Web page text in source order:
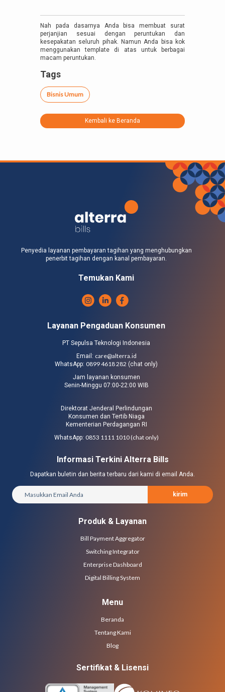
Nah pada dasarnya Anda bisa membuat surat
perjanjian sesuai dengan peruntukan dan
kesepakatan seluruh pihak. Namun Anda bisa kok
menggunakan template di atas untuk berbagai
macam peruntukan.
Tags
Bisnis Umum
Kembali ke Beranda
Penyedia layanan pembayaran tagihan yang menghubungkan
penerbit tagihan dengan kanal pembayaran.
Temukan Kami
Layanan Pengaduan Konsumen
PT Sepulsa Teknologi Indonesia
Email: care@alterra.id
WhatsApp: 0899 4618 282 (chat only)
Jam layanan konsumen
Senin-Minggu 07:00-22:00 WIB
Direktorat Jenderal Perlindungan
Konsumen dan Tertib Niaga
Kementerian Perdagangan RI
WhatsApp: 0853 1111 1010 (chat only)
Informasi Terkini Alterra Bills
Dapatkan buletin dan berita terbaru dari kami di email Anda.
kirim
Produk & Layanan
Bill Payment Aggregator
Switching Integrator
Enterprise Dashboard
Digital Billing System
Menu
Beranda
Tentang Kami
Blog
Sertifikat & Lisensi